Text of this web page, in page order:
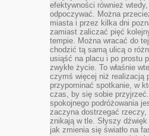
efektywności również
odpoczywać. Można
miasta i przez kilka dni
zamiast zaliczać pięć
tempie. Można wracać do
chodzić tą samą ulicą o
usiąść na placu i po prostu
zwykłe życie. To właśnie
czymś więcej niż realizacją
przypominać spotkanie, w
czas, by się sobie
spokojnego podróżowania
zaczyna dostrzegać rzeczy,
znikają w tle. Słyszy
jak zmienia się światło na